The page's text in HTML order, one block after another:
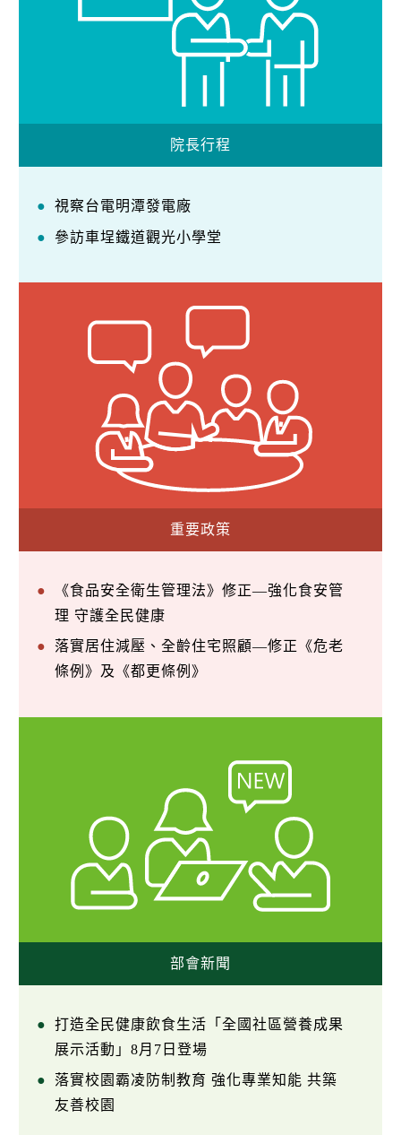
院長行程
視察台電明潭發電廠
參訪車埕鐵道觀光小學堂
重要政策
《食品安全衛生管理法》修正—強化食安管
理 守護全民健康
落實居住減壓、全齡住宅照顧—修正《危老
條例》及《都更條例》
部會新聞
打造全民健康飲食生活「全國社區營養成果
展示活動」8月7日登場
落實校園霸凌防制教育 強化專業知能 共築
友善校園